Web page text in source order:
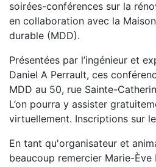
soirées-conférences sur la
en collaboration avec la
durable (MDD).
Présentées par l’ingénieur et
Daniel A Perrault, ces
MDD au 50, rue Sainte-
L’on pourra y assister
virtuellement. Inscriptions sur le
En tant qu'organisateur et
beaucoup remercier Marie-Ève